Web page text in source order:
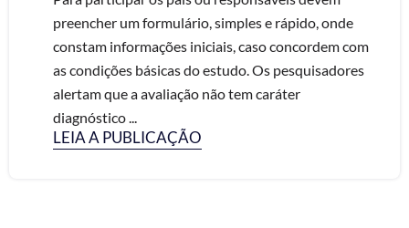
preencher um formulário, simples e rápido, onde
constam informações iniciais, caso concordem com
as condições básicas do estudo. Os pesquisadores
alertam que a avaliação não tem caráter
diagnóstico ...
LEIA A PUBLICAÇÃO